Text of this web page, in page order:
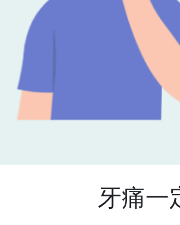
牙痛一